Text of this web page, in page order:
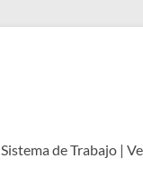
Sistema de Trabajo |